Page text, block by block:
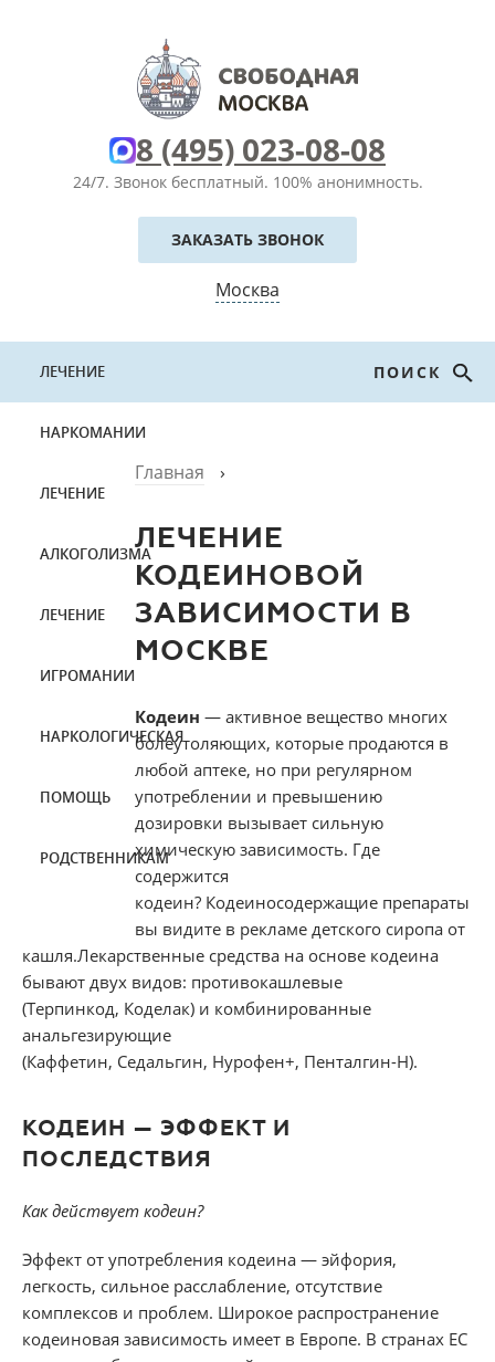
8 (495) 023-08-08
24/7. Звонок бесплатный. 100% анонимность.
ЗАКАЗАТЬ ЗВОНОК
Москва
ЛЕЧЕНИЕ
НАРКОМАНИИ
ЛЕЧЕНИЕ
АЛКОГОЛИЗМА
ЛЕЧЕНИЕ
ИГРОМАНИИ
НАРКОЛОГИЧЕСКАЯ
ПОМОЩЬ
РОДСТВЕННИКАМ
ПОИСК
Главная ›
ЛЕЧЕНИЕ
КОДЕИНОВОЙ
ЗАВИСИМОСТИ В
МОСКВЕ
Кодеин — активное вещество многих
болеутоляющих, которые продаются в
любой аптеке, но при регулярном
употреблении и превышению
дозировки вызывает сильную
химическую зависимость. Где
содержится
кодеин? Кодеиносодержащие препараты
вы видите в рекламе детского сиропа от
кашля.Лекарственные средства на основе кодеина
бывают двух видов: противокашлевые
(Терпинкод, Коделак) и комбинированные
анальгезирующие
(Каффетин, Седальгин, Нурофен+, Пенталгин-Н).
КОДЕИН — ЭФФЕКТ И
ПОСЛЕДСТВИЯ
Как действует кодеин?
Эффект от употребления кодеина — эйфория,
легкость, сильное расслабление, отсутствие
комплексов и проблем. Широкое распространение
кодеиновая зависимость имеет в Европе. В странах ЕС